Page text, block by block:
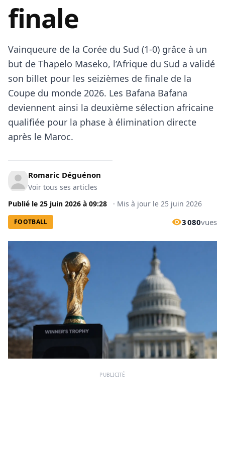
finale
Vainqueure de la Corée du Sud (1-0) grâce à un
but de Thapelo Maseko, l’Afrique du Sud a validé
son billet pour les seizièmes de finale de la
Coupe du monde 2026. Les Bafana Bafana
deviennent ainsi la deuxième sélection africaine
qualifiée pour la phase à élimination directe
après le Maroc.
Romaric Déguénon
Voir tous ses articles
Publié le 25 juin 2026 à 09:28 · Mis à jour le 25 juin 2026
FOOTBALL 3 080vues
PUBLICITÉ